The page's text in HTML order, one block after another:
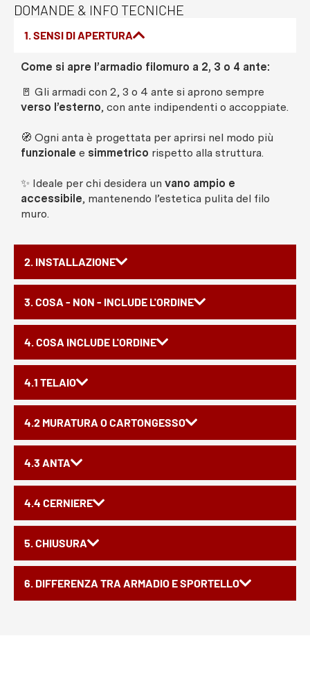
DOMANDE & INFO TECNICHE
1. SENSI DI APERTURA
2. INSTALLAZIONE
3. COSA - NON - INCLUDE L'ORDINE
4. COSA INCLUDE L'ORDINE
4.1 TELAIO
4.2 MURATURA O CARTONGESSO
4.3 ANTA
4.4 CERNIERE
5. CHIUSURA
6. DIFFERENZA TRA ARMADIO E SPORTELLO
Come si apre l’armadio filomuro a 2, 3 o 4 ante:
🚪 Gli armadi con 2, 3 o 4 ante si aprono sempre
verso l’esterno, con ante indipendenti o accoppiate.
🧭 Ogni anta è progettata per aprirsi nel modo più
funzionale e simmetrico rispetto alla struttura.
✨ Ideale per chi desidera un vano ampio e
accessibile, mantenendo l’estetica pulita del filo
muro.